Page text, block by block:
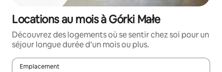
Locations au mois à Górki Małe
Découvrez des logements où se sentir chez soi pour un
séjour longue durée d’un mois ou plus.
Emplacement